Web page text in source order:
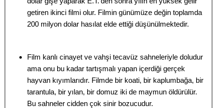
getiren ikinci filmi olur. Filmin günümüze değin toplamda
200 milyon dolar hasılat elde ettiği düşünülmektedir.
Film kanlı cinayet ve vahşi tecavüz sahneleriyle doludur
ama onu bu kadar tartışmalı yapan içerdiği gerçek
hayvan kıyımlarıdır. Filmde bir koati, bir kaplumbağa, bir
tarantula, bir yılan, bir domuz iki de maymun öldürülür.
Bu sahneler cidden çok sinir bozucudur.